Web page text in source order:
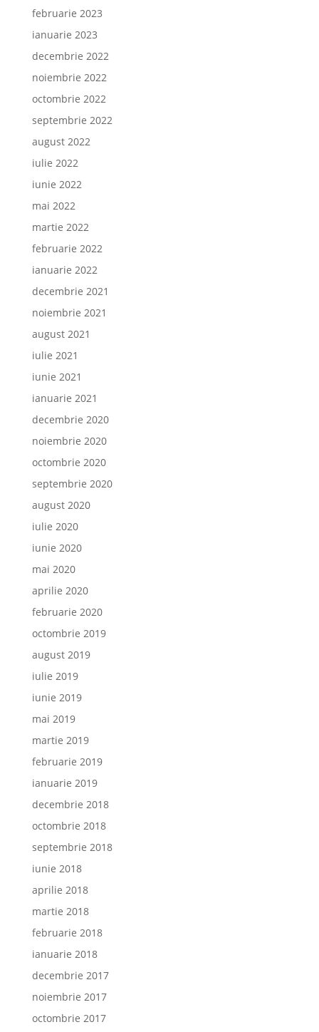
februarie 2023
ianuarie 2023
decembrie 2022
noiembrie 2022
octombrie 2022
septembrie 2022
august 2022
iulie 2022
iunie 2022
mai 2022
martie 2022
februarie 2022
ianuarie 2022
decembrie 2021
noiembrie 2021
august 2021
iulie 2021
iunie 2021
ianuarie 2021
decembrie 2020
noiembrie 2020
octombrie 2020
septembrie 2020
august 2020
iulie 2020
iunie 2020
mai 2020
aprilie 2020
februarie 2020
octombrie 2019
august 2019
iulie 2019
iunie 2019
mai 2019
martie 2019
februarie 2019
ianuarie 2019
decembrie 2018
octombrie 2018
septembrie 2018
iunie 2018
aprilie 2018
martie 2018
februarie 2018
ianuarie 2018
decembrie 2017
noiembrie 2017
octombrie 2017